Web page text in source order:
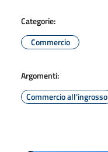
Categorie:
Commercio
Argomenti:
Commercio all'ingrosso